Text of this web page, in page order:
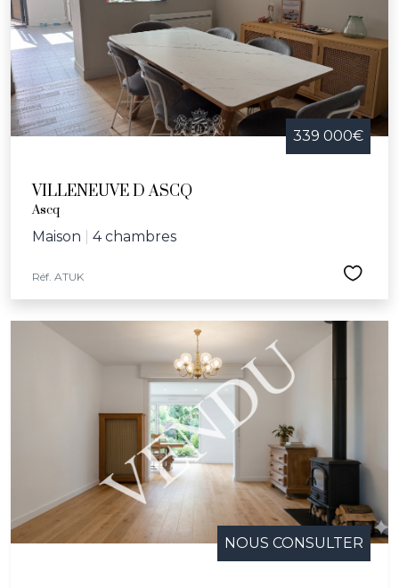
339 000€
VILLENEUVE D ASCQ
Ascq
Maison 4 chambres
Réf. ATUK
NOUS CONSULTER